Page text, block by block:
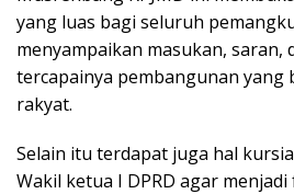
yang luas bagi seluruh
menyampaikan masukan, saran,
tercapainya pembangunan yang
rakyat.
Selain itu terdapat juga hal
Wakil ketua I DPRD agar